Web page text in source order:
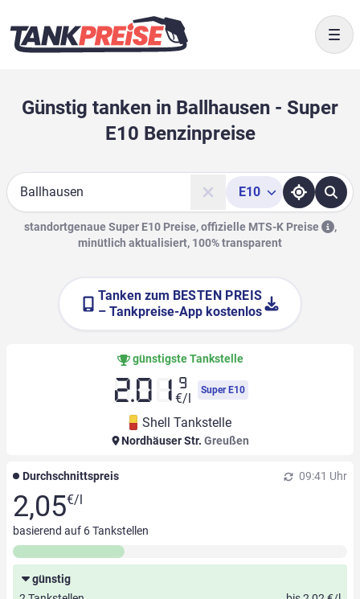
Günstig tanken in Ballhausen - Super
E10 Benzinpreise
Suche
E10
standortgenaue Super E10 Preise, offizielle MTS-K Preise
,
minütlich aktualisiert, 100% transparent
Tanken zum BESTEN PREIS
– Tankpreise-App kostenlos
günstigste Tankstelle
2.01 9
€/l
Super E10
Shell Tankstelle
Nordhäuser Str. Greußen
Durchschnittspreis 09:41 Uhr
2,05€/l
basierend auf 6Tankstellen
günstig